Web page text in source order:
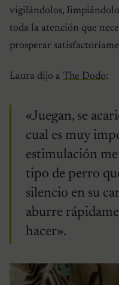
vigilándolos,
toda la atención que
prosperar
Laura dijo a The Dodo:
«Juegan, se
cual es muy
estimulación
tipo de perro
silencio en su
aburre
hacer».